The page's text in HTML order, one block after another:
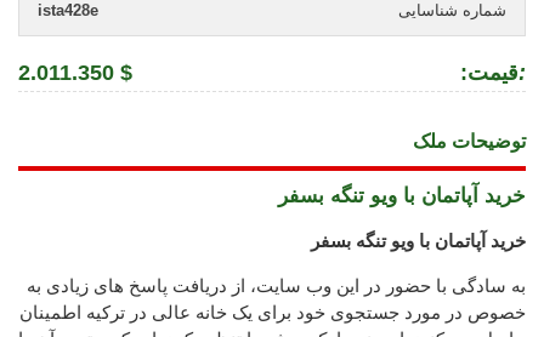
شماره شناسایی ista428e
:قیمت:
2.011.350 $
توضیحات ملک
خرید آپاتمان با ویو تنگه بسفر
خرید آپاتمان با ویو تنگه بسفر
به سادگی با حضور در این وب سایت، از دریافت پاسخ های زیادی به
خصوص در مورد جستجوی خود برای یک خانه عالی در ترکیه اطمینان